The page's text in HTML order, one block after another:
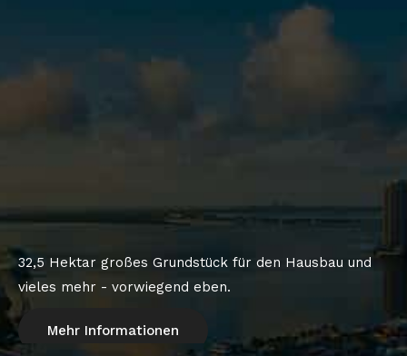
32,5 Hektar großes Grundstück für den Hausbau und
vieles mehr - vorwiegend eben.
Mehr Informationen